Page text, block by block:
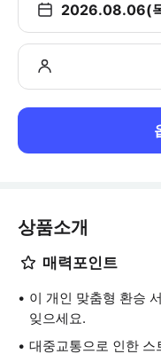
2026.08.06(
상품소개
매력포인트
이 개인 맞춤형 환승
잊으세요.
대중교통으로 인한 스